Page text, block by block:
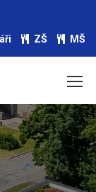
ZŠ MŠ